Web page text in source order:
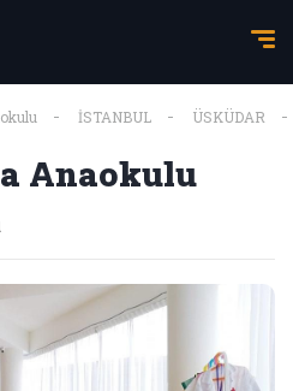
İSTANBUL ÜSKÜDAR
Anaokulu